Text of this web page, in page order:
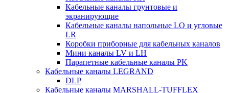
Кабельные каналы грунтовые и
экранирующие
Кабельные каналы напольные LO и угловые
LR
Коробки приборные для кабельных каналов
Мини каналы LV и LH
Парапетные кабельные каналы PK
Кабельные каналы LEGRAND
DLP
Кабельные каналы MARSHALL-TUFFLEX